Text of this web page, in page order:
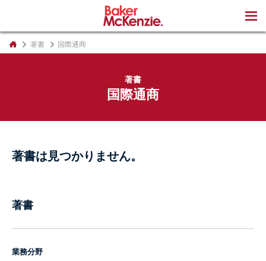
著書 国際通商
著書
国際通商
著書は見つかりません。
著書
業務分野